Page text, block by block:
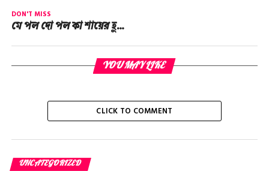
DON'T MISS
মে পল দো পল কা শায়ের হু…
YOU MAY LIKE
CLICK TO COMMENT
UNCATEGORIZED